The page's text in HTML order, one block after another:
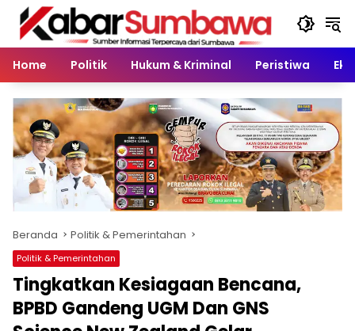
Langsung
konten
Home
Politik Hukum & Kriminal Peristiwa
Beranda Politik & Pemerintahan
Politik & Pemerintahan
Tingkatkan Kesiagaan Bencana,
BPBD Gandeng UGM Dan GNS